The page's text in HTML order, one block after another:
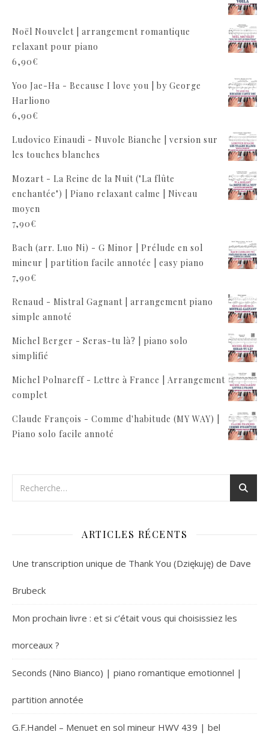
Noël Nouvelet | arrangement romantique
relaxant pour piano
6,90€
Yoo Jae-Ha - Because I love you | by George
Harliono
6,90€
Ludovico Einaudi - Nuvole Bianche | version sur
les touches blanches
Mozart - La Reine de la Nuit ("La flûte
enchantée") | Piano relaxant calme | Niveau
moyen
7,90€
Bach (arr. Luo Ni) - G Minor | Prélude en sol
mineur | partition facile annotée | easy piano
7,90€
Renaud - Mistral Gagnant | arrangement piano
simple annoté
Michel Berger - Seras-tu là? | piano solo
simplifié
Michel Polnareff - Lettre à France | Arrangement
complet
Claude François - Comme d'habitude (MY WAY) |
Piano solo facile annoté
ARTICLES RÉCENTS
Une transcription unique de Thank You (Dziękuję) de Dave
Brubeck
Mon prochain livre : et si c’était vous qui choisissiez les
morceaux ?
Seconds (Nino Bianco) | piano romantique emotionnel |
partition annotée
G.F.Handel – Menuet en sol mineur HWV 439 | bel